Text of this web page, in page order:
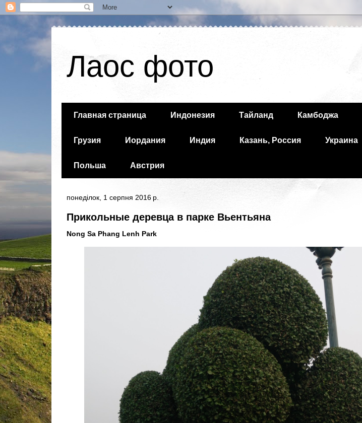
Лаос фото
Главная страница Индонезия Тайланд Камбоджа
Грузия Иордания Индия Казань, Россия Украина
Польша Австрия
понеділок, 1 серпня 2016 р.
Прикольные деревца в парке Вьентьяна
Nong Sa Phang Lenh Park